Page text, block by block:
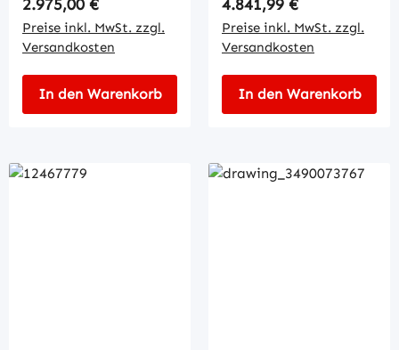
2.975,00 €
Preise inkl. MwSt. zzgl.
Versandkosten
In den Warenkorb
4.841,99 €
Preise inkl. MwSt. zzgl.
Versandkosten
In den Warenkorb